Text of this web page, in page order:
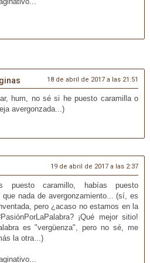
18 de abril de 2017 a las 21:51
hum, no sé si he puesto caramilla o
avergonzada...)
19 de abril de 2017 a las 2:37
puesto caramillo, habías puesto
nada de avergonzamiento... (sí, es
pero ¿acaso no estamos en la
¡Qué mejor sitio!
es "vergüenza", pero no sé, me
la otra...)